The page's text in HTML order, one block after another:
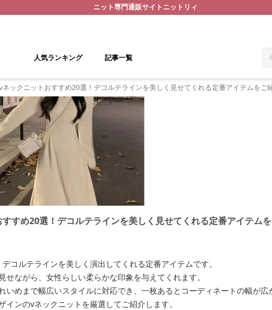
ニット専門通販サイト ニットリィ
人気ランキング 記事一覧
ネックニットおすすめ20選！デコルテラインを美しく見せてくれる定番アイテムをご
すめ20選！デコルテラインを美しく見せてくれる定番アイテム
コルテラインを美しく演出してくれる定番アイテムです。
せながら、女性らしい柔らかな印象を与えてくれます。
いめまで幅広いスタイルに対応でき、一枚あるとコーディネートの幅が広
インのvネックニットを厳選してご紹介します。